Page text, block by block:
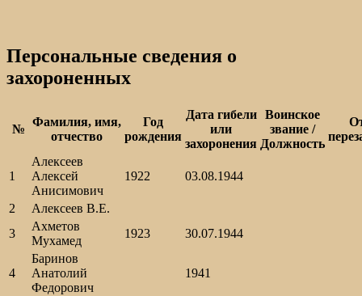
Персональные сведения о
захороненных
№
Фамилия, имя,
отчество
Год
рождения
Дата гибели
или
захоронения
Воинское
звание /
Должность
1
Алексеев
Алексей
Анисимович
1922 03.08.1944
2
Алексеев В.Е.
3
Ахметов
Мухамед
1923 30.07.1944
4
Баринов
Анатолий
Федорович
1941